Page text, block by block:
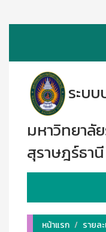
ระบ
มหาวิทยาลั
สุราษฎร์ธานี
หน้าแรก
รายล